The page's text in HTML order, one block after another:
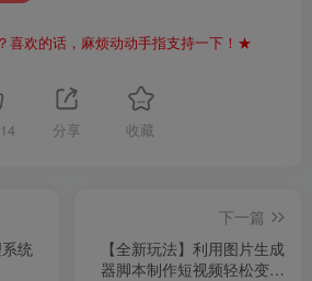
喜欢的话，麻烦动动手指支持一下！★
14 分享 收藏
统
下一篇
【全新玩法】利用图片生成
器脚本制作短视频轻松变现